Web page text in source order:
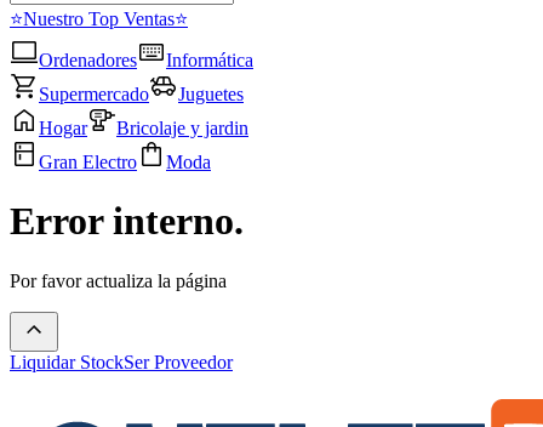
⭐Nuestro Top Ventas⭐
Ordenadores
Informática
Supermercado
Juguetes
Hogar
Bricolaje y jardin
Gran Electro
Moda
Error interno.
Por favor actualiza la página
Liquidar StockSer Proveedor